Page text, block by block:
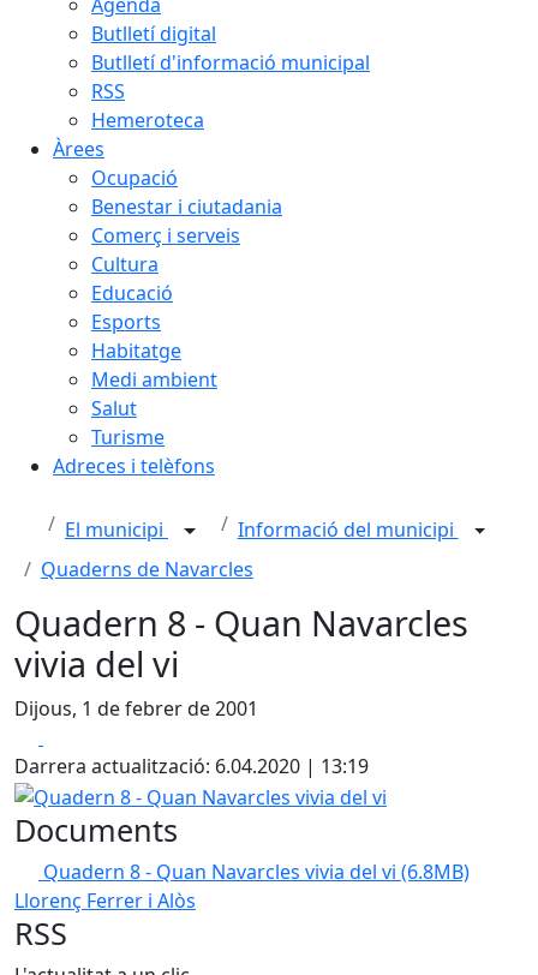
Butlletí digital
Butlletí d'informació municipal
RSS
Hemeroteca
Àrees
Ocupació
Benestar i ciutadania
Comerç i serveis
Cultura
Educació
Esports
Habitatge
Medi ambient
Salut
Turisme
Adreces i telèfons
El municipi
Informació del municipi
Quaderns de Navarcles
Quadern 8 - Quan Navarcles
vivia del vi
Dijous, 1 de febrer de 2001
Darrera actualització: 6.04.2020 | 13:19
Quadern 8 - Quan Navarcles vivia del vi
Documents
Quadern 8 - Quan Navarcles vivia del vi (6.8MB)
Llorenç Ferrer i Alòs
RSS